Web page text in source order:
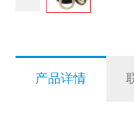
产品详情